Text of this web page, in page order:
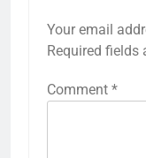
Your email
Required fields
Comment *